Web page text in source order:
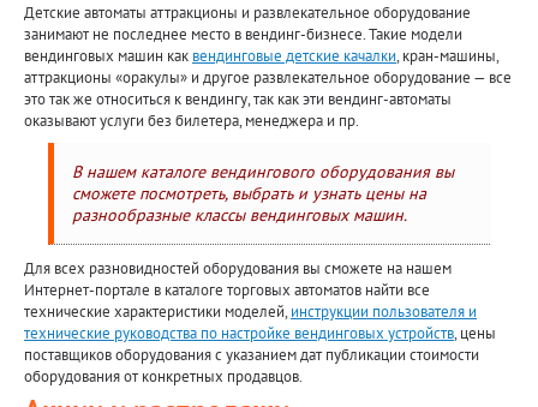
Детские автоматы аттракционы и развлекательное оборудование
занимают не последнее место в вендинг-бизнесе. Такие модели
вендинговых машин как вендинговые детские качалки, кран-машины,
аттракционы «оракулы» и другое развлекательное оборудование — все
это так же относиться к вендингу, так как эти вендинг-автоматы
оказывают услуги без билетера, менеджера и пр.
В нашем каталоге вендингового оборудования вы
сможете посмотреть, выбрать и узнать цены на
разнообразные классы вендинговых машин.
Для всех разновидностей оборудования вы сможете на нашем
Интернет-портале в каталоге торговых автоматов найти все
технические характеристики моделей, инструкции пользователя и
технические руководства по настройке вендинговых устройств, цены
поставщиков оборудования с указанием дат публикации стоимости
оборудования от конкретных продавцов.